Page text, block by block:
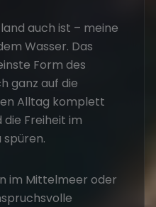
auch ist – meine
Wasser. Das
Form des
ganz auf die
Alltag komplett
die Freiheit im
spüren.
im Mittelmeer oder